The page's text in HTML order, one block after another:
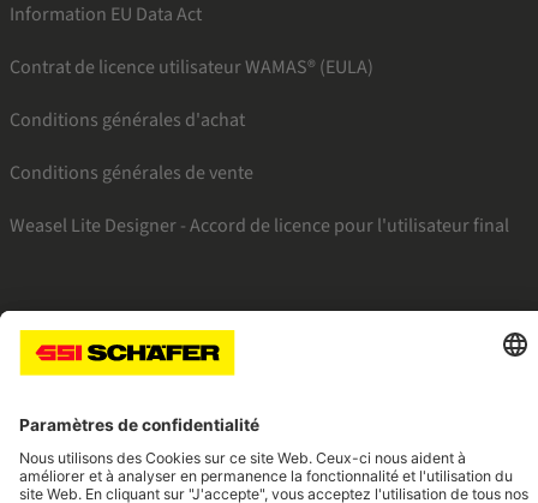
Information EU Data Act
Contrat de licence utilisateur WAMAS® (EULA)
Conditions générales d'achat
Conditions générales de vente
Weasel Lite Designer - Accord de licence pour l'utilisateur final
SSI facebookSSI youtubeSSI linkedin